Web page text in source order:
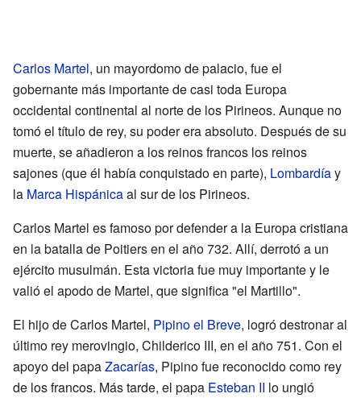
Carlos Martel, un mayordomo de palacio, fue el
gobernante más importante de casi toda Europa
occidental continental al norte de los Pirineos. Aunque no
tomó el título de rey, su poder era absoluto. Después de su
muerte, se añadieron a los reinos francos los reinos
sajones (que él había conquistado en parte), Lombardíay
la Marca Hispánicaal sur de los Pirineos.
Carlos Martel es famoso por defender a la Europa cristiana
en la batalla de Poitiers en el año 732. Allí, derrotó a un
ejército musulmán. Esta victoria fue muy importante y le
valió el apodo de Martel, que significa "el Martillo".
El hijo de Carlos Martel, Pipino el Breve, logró destronar al
último rey merovingio, Childerico III, en el año 751. Con el
apoyo del papaZacarías, Pipino fue reconocido como rey
de los francos. Más tarde, el papa Esteban II lo ungió